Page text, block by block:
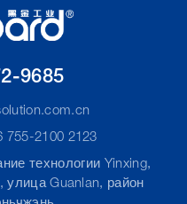
9685
755-2100 2123
технологии Yinxing,
улица Guanlan, район